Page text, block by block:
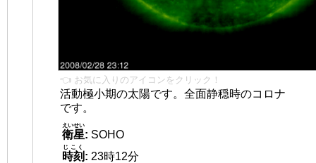
👈 お気に入りのアイコンをクリック！
活動極小期の太陽です。全面静穏時のコロナ
です。
衛星
えいせい
: SOHO
時刻
じこく
: 23時12分